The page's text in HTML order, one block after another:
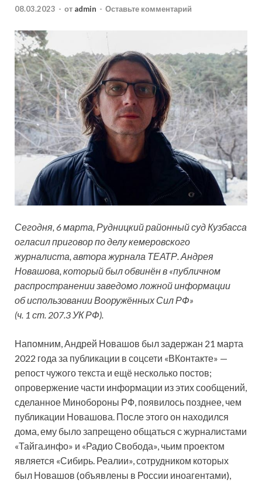
08.03.2023 - от admin - Оставьте комментарий
Сегодня, 6 марта, Рудницкий районный суд Кузбасса
огласил приговор по делу кемеровского
журналиста, автора журнала ТЕАТР. Андрея
Новашова, который был обвинён в «публичном
распространении заведомо ложной информации
об использовании Вооружённых Сил РФ»
(ч. 1 ст. 207.3 УКРФ).
Напомним, Андрей Новашов был задержан 21 марта
2022 года за публикации в соцсети «ВКонтакте» —
репост чужого текста и ещё несколько постов;
опровержение части информации из этих сообщений,
сделанное Минобороны РФ, появилось позднее, чем
публикации Новашова. После этого он находился
дома, ему было запрещено общаться с журналистами
«Тайга.инфо» и «Радио Свобода», чьим проектом
является «Сибирь. Реалии», сотрудником которых
был Новашов (объявлены в России иноагентами),